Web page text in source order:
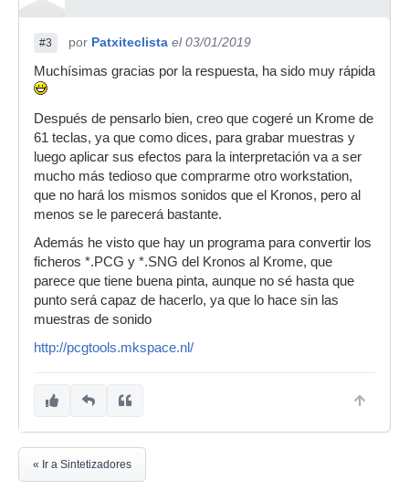
#3 por Patxiteclista el 03/01/2019
Muchísimas gracias por la respuesta, ha sido muy rápida
Después de pensarlo bien, creo que cogeré un Krome de
61 teclas, ya que como dices, para grabar muestras y
luego aplicar sus efectos para la interpretación va a ser
mucho más tedioso que comprarme otro workstation,
que no hará los mismos sonidos que el Kronos, pero al
menos se le parecerá bastante.
Además he visto que hay un programa para convertir los
ficheros *.PCG y *.SNG del Kronos al Krome, que
parece que tiene buena pinta, aunque no sé hasta que
punto será capaz de hacerlo, ya que lo hace sin las
muestras de sonido
http://pcgtools.mkspace.nl/
« Ir a Sintetizadores